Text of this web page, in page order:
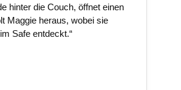
hinter die Couch, öffnet einen
Maggie heraus, wobei sie
Safe entdeckt.“